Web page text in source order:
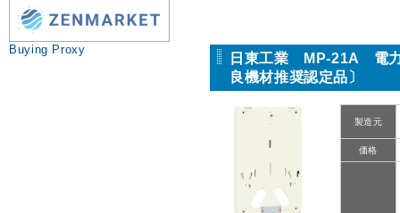
Buying Proxy
日東工業 MP-21A 電力
良機材推奨認定品〕
製造元
価格